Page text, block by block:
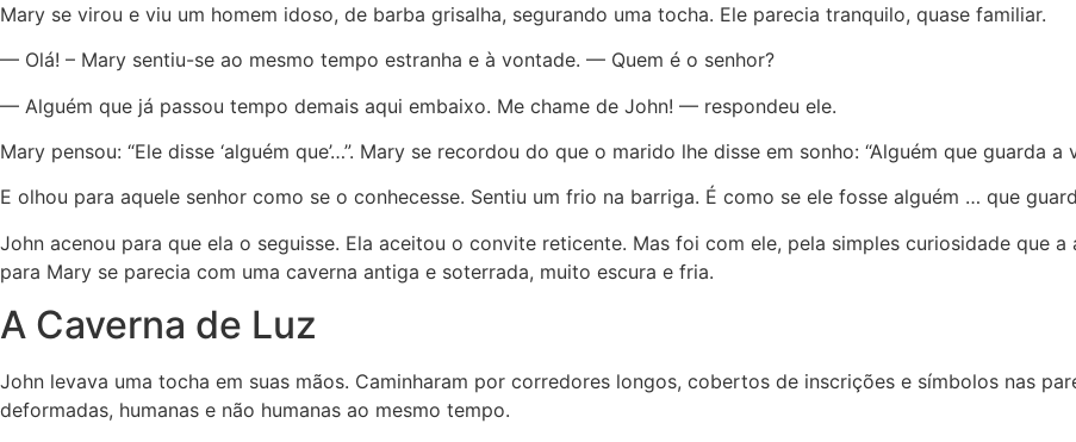
Mary se virou e viu um homem idoso, de barba grisalha, segurando uma tocha. Ele parecia tranquilo, quase familiar.
— Olá! – Mary sentiu-se ao mesmo tempo estranha e à vontade. — Quem é o senhor?
— Alguém que já passou tempo demais aqui embaixo. Me chame de John! — respondeu ele.
Mary pensou: “Ele disse ‘alguém que’…”. Mary se recordou do que o marido lhe disse em sonho: “Alguém que guarda a
E olhou para aquele senhor como se o conhecesse. Sentiu um frio na barriga. É como se ele fosse alguém … que
John acenou para que ela o seguisse. Ela aceitou o convite reticente. Mas foi com ele, pela simples curiosidade que
para Mary se parecia com uma caverna antiga e soterrada, muito escura e fria.
A Caverna de Luz
John levava uma tocha em suas mãos. Caminharam por corredores longos, cobertos de inscrições e símbolos nas
deformadas, humanas e não humanas ao mesmo tempo.